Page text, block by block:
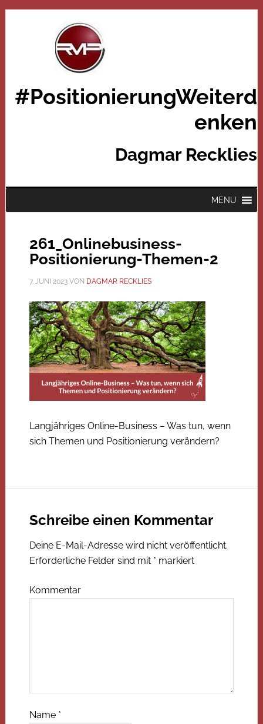
#PositionierungWeiterd
enken
Dagmar Recklies
MENU
261_Onlinebusiness-
Positionierung-Themen-2
7. JUNI 2023VON DAGMAR RECKLIES
Langjähriges Online-Business – Was tun, wenn
sich Themen und Positionierung verändern?
Schreibe einen Kommentar
Deine E-Mail-Adresse wird nicht veröffentlicht.
Erforderliche Felder sind mit * markiert
Kommentar
Name *